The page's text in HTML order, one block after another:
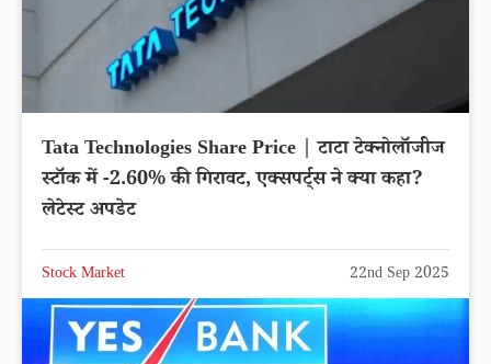
Tata Technologies Share Price | टाटा टेक्नोलॉजीज
स्टॉक में -2.60% की गिरावट, एक्सपर्ट्स ने क्या कहा?
लेटेस्ट अपडेट
Stock Market 22nd Sep 2025